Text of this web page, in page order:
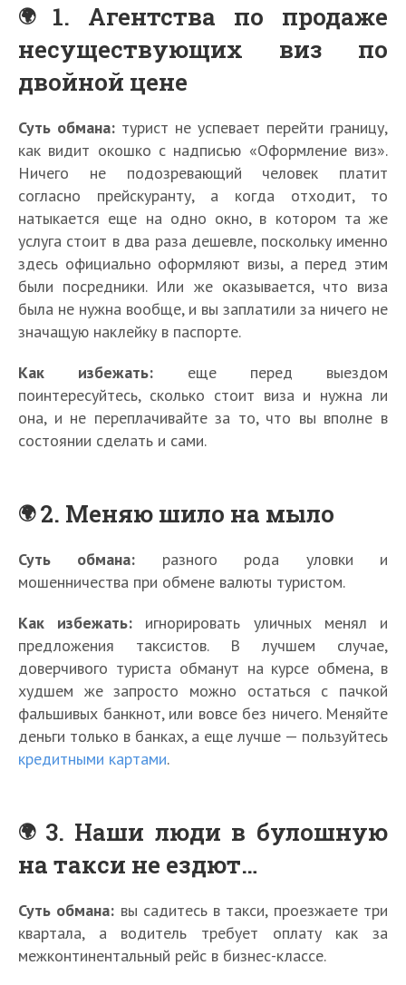
1. Агентства по продаже
несуществующих виз по
двойной цене
Суть обмана: турист не успевает перейти границу,
как видит окошко с надписью «Оформление виз».
Ничего не подозревающий человек платит
согласно прейскуранту, а когда отходит, то
натыкается еще на одно окно, в котором та же
услуга стоит в два раза дешевле, поскольку именно
здесь официально оформляют визы, а перед этим
были посредники. Или же оказывается, что виза
была не нужна вообще, и вы заплатили за ничего не
значащую наклейку в паспорте.
Как избежать: еще перед выездом
поинтересуйтесь, сколько стоит виза и нужна ли
она, и не переплачивайте за то, что вы вполне в
состоянии сделать и сами.
2. Меняю шило на мыло
Суть обмана: разного рода уловки и
мошенничества при обмене валюты туристом.
Как избежать: игнорировать уличных менял и
предложения таксистов. В лучшем случае,
доверчивого туриста обманут на курсе обмена, в
худшем же запросто можно остаться с пачкой
фальшивых банкнот, или вовсе без ничего. Меняйте
деньги только в банках, а еще лучше — пользуйтесь
кредитными картами.
3. Наши люди в булошную
на такси не ездют…
Суть обмана: вы садитесь в такси, проезжаете три
квартала, а водитель требует оплату как за
межконтинентальный рейс в бизнес-классе.